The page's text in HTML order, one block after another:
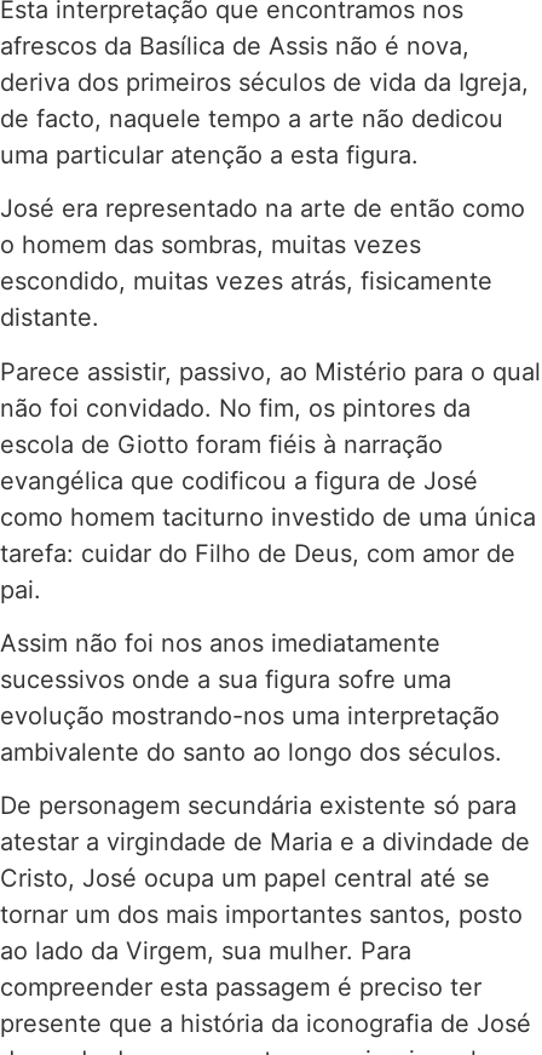
Esta interpretação que encontramos nos
afrescos da Basílica de Assis não é nova,
deriva dos primeiros séculos de vida da Igreja,
de facto, naquele tempo a arte não dedicou
uma particular atenção a esta figura.
José era representado na arte de então como
o homem das sombras, muitas vezes
escondido, muitas vezes atrás, fisicamente
distante.
Parece assistir, passivo, ao Mistério para o qual
não foi convidado. No fim, os pintores da
escola de Giotto foram fiéis à narração
evangélica que codificou a figura de José
como homem taciturno investido de uma única
tarefa: cuidar do Filho de Deus, com amor de
pai.
Assim não foi nos anos imediatamente
sucessivos onde a sua figura sofre uma
evolução mostrando-nos uma interpretação
ambivalente do santo ao longo dos séculos.
De personagem secundária existente só para
atestar a virgindade de Maria e a divindade de
Cristo, José ocupa um papel central até se
tornar um dos mais importantes santos, posto
ao lado da Virgem, sua mulher. Para
compreender esta passagem é preciso ter
presente que a história da iconografia de José